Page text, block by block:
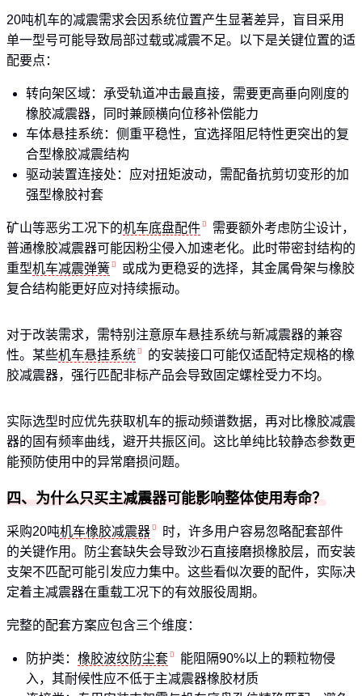
20吨机车的减震需求会因系统位置产生显著差异，盲目采用
单一型号可能导致局部过载或减震不足。以下是关键位置的适
配要点：
转向架区域：承受轨道冲击最直接，需要更高垂向刚度的
橡胶减震器，同时兼顾横向位移补偿能力
车体悬挂系统：侧重平稳性，宜选择阻尼特性更突出的复
合型橡胶减震结构
驱动装置连接处：应对扭矩波动，需配备抗剪切变形的加
强型橡胶衬套
矿山等恶劣工况下的机车底盘配件
需要额外考虑防尘设计，
普通橡胶减震器可能因粉尘侵入加速老化。此时带密封结构的
重型机车减震弹簧
或成为更稳妥的选择，其金属骨架与橡胶
复合结构能更好应对持续振动。
对于改装需求，需特别注意原车悬挂系统与新减震器的兼容
性。某些机车悬挂系统
的安装接口可能仅适配特定规格的橡
胶减震器，强行匹配非标产品会导致固定螺栓受力不均。
实际选型时应优先获取机车的振动频谱数据，再对比橡胶减震
器的固有频率曲线，避开共振区间。这比单纯比较静态参数更
能预防使用中的异常磨损问题。
四、为什么只买主减震器可能影响整体使用寿命？
采购20吨机车橡胶减震器
时，许多用户容易忽略配套部件
的关键作用。防尘套缺失会导致沙石直接磨损橡胶层，而安装
支架不匹配可能引发应力集中。这些看似次要的配件，实际决
定着主减震器在重载工况下的有效服役周期。
完整的配套方案应包含三个维度：
防护类： 橡胶波纹防尘套
能阻隔90%以上的颗粒物侵
入，其耐候性应不低于主减震器橡胶材质